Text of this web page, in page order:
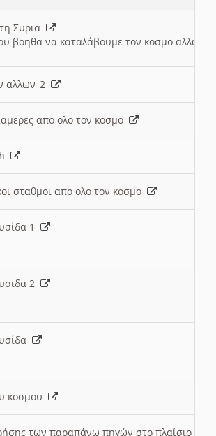
Συρια
βοηθα να καταλάβουμε τον κοσμο αλλων
αλλων_2
απο ολο τον κοσμο
σταθμοι απο ολο τον κοσμο
1
2
κοσμου
των παραπάνω πηγών στο πλαίσιο